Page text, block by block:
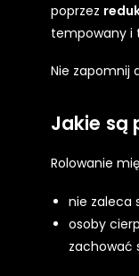
poprzez
tempowany i
Nie zapomnij
Jakie są
Rolowanie
nie zaleca
osoby
zachować